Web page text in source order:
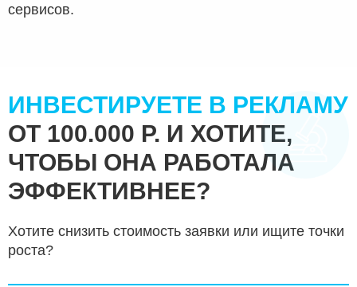
сервисов.
ИНВЕСТИРУЕТЕ В РЕКЛАМУ
ОТ 100.000 Р. И ХОТИТЕ,
ЧТОБЫ ОНА РАБОТАЛА
ЭФФЕКТИВНЕЕ?
Хотите снизить стоимость заявки или ищите точки
роста?